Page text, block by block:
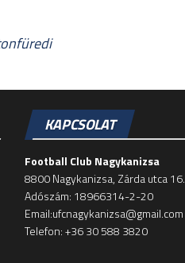
KAPCSOLAT
Football Club Nagykanizsa
8800 Nagykanizsa, Zárda utca 16.
Adószám: 18966314-2-20
Email:ufcnagykanizsa@gmail.com
Telefon: +36 30 588 3820